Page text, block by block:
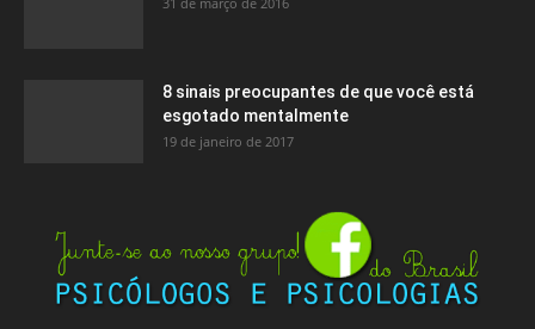
8 sinais preocupantes de que você está
esgotado mentalmente
19 de janeiro de 2017